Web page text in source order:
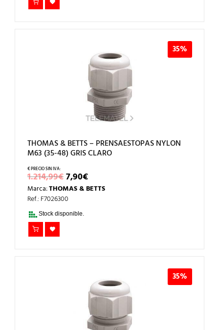
35%
THOMAS & BETTS – PRENSAESTOPAS NYLON
M63 (35-48) GRIS CLARO
1.214,99€EL
PRECIO
ORIGINAL
ERA:1.214,99€.
7,90€EL
PRECIO
ACTUAL
Marca:THOMAS & BETTS
Ref.: F7026300
Stock disponible.
35%